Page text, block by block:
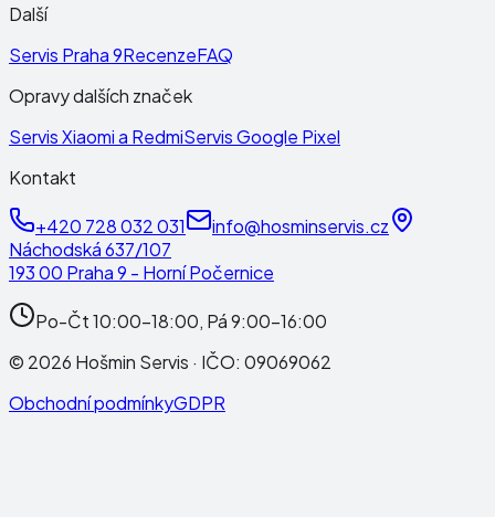
Další
Servis Praha 9RecenzeFAQ
Opravy dalších značek
Servis Xiaomi a RedmiServis Google Pixel
Kontakt
+420 728 032 031
info@hosminservis.cz
Náchodská 637/107
193 00 Praha 9 - Horní Počernice
Po-Čt 10:00-18:00, Pá 9:00-16:00
© 2026 Hošmin Servis · IČO: 09069062
Obchodní podmínkyGDPR